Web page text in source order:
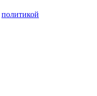
политикой